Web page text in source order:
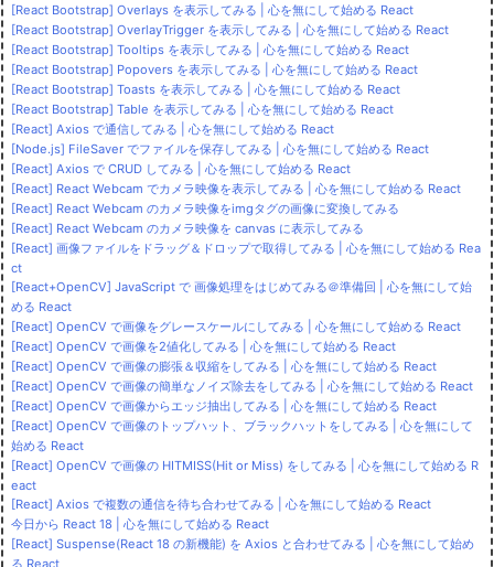
[React Bootstrap] Overlays を表示してみる | 心を無にして始める React
[React Bootstrap] OverlayTrigger を表示してみる | 心を無にして始める React
[React Bootstrap] Tooltips を表示してみる | 心を無にして始める React
[React Bootstrap] Popovers を表示してみる | 心を無にして始める React
[React Bootstrap] Toasts を表示してみる | 心を無にして始める React
[React Bootstrap] Table を表示してみる | 心を無にして始める React
[React] Axios で通信してみる | 心を無にして始める React
[Node.js] FileSaver でファイルを保存してみる | 心を無にして始める React
[React] Axios で CRUD してみる | 心を無にして始める React
[React] React Webcam でカメラ映像を表示してみる | 心を無にして始める React
[React] React Webcam のカメラ映像をimgタグの画像に変換してみる
[React] React Webcam のカメラ映像を canvas に表示してみる
[React] 画像ファイルをドラッグ＆ドロップで取得してみる | 心を無にして始める Rea
ct
[React+OpenCV] JavaScript で 画像処理をはじめてみる＠準備回 | 心を無にして始
める React
[React] OpenCV で画像をグレースケールにしてみる | 心を無にして始める React
[React] OpenCV で画像を2値化してみる | 心を無にして始める React
[React] OpenCV で画像の膨張＆収縮をしてみる | 心を無にして始める React
[React] OpenCV で画像の簡単なノイズ除去をしてみる | 心を無にして始める React
[React] OpenCV で画像からエッジ抽出してみる | 心を無にして始める React
[React] OpenCV で画像のトップハット、ブラックハットをしてみる | 心を無にして
始める React
[React] OpenCV で画像の HITMISS(Hit or Miss) をしてみる | 心を無にして始める R
eact
[React] Axios で複数の通信を待ち合わせてみる | 心を無にして始める React
今日から React 18 | 心を無にして始める React
[React] Suspense(React 18 の新機能) を Axios と合わせてみる | 心を無にして始め
る React